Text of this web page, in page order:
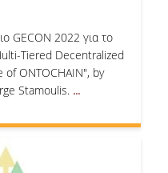
GECON 2022 για το
Tiered Decentralized
of ONTOCHAIN", by
Stamoulis. ...